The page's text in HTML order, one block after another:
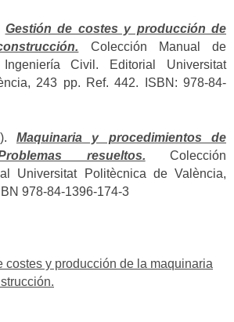
Gestión de costes y producción de
Colección Manual de
Civil. Editorial Universitat
243 pp. Ref. 442. ISBN: 978-84-
Maquinaria y procedimientos de
resueltos. Colección
Universitat Politècnica de València,
978-84-1396-174-3
costes y producción de la maquinaria